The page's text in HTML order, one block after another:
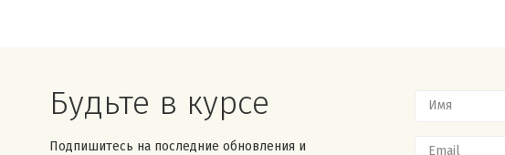
Будьте в курсе
Подпишитесь на последние обновления и